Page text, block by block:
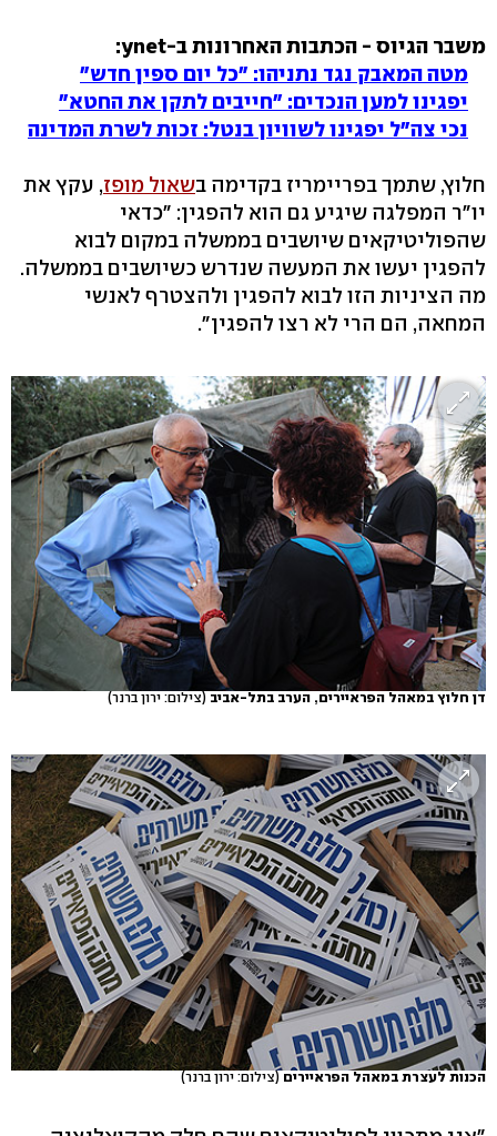
משבר הגיוס - הכתבות האחרונות ב-ynet:
מטה המאבק נגד נתניהו: "כל יום ספין חדש"
יפגינו למען הנכדים: "חייבים לתקן את החטא"
נכי צה"ל יפגינו לשוויון בנטל: זכות לשרת המדינה
חלוץ, שתמך בפריימריז בקדימה בשאול מופז, עקץ את
יו"ר המפלגה שיגיע גם הוא להפגין: "כדאי
שהפוליטיקאים שיושבים בממשלה במקום לבוא
להפגין יעשו את המעשה שנדרש כשיושבים בממשלה.
מה הציניות הזו לבוא להפגין ולהצטרף לאנשי
המחאה, הם הרי לא רצו להפגין".
דן חלוץ במאהל הפראיירים, הערב בתל-אביב (צילום: ירון ברנר)
הכנות לעצרת במאהל הפראיירים(צילום: ירון ברנר)